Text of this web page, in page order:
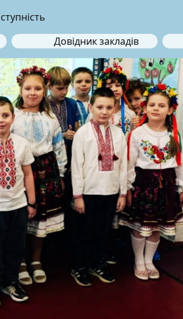
Довідник закладів